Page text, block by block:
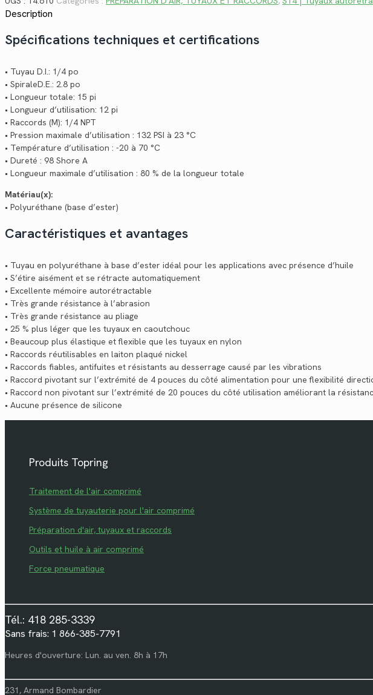
Description
Spécifications techniques et certifications
• Tuyau D.I.: 1/4 po
• SpiraleD.E.: 2.8 po
• Longueur totale: 15 pi
• Longueur d’utilisation: 12 pi
• Raccords (M): 1/4 NPT
• Pression maximale d’utilisation : 132 PSI à 23 °C
• Température d’utilisation : -20 à 70 °C
• Dureté : 98 Shore A
• Longueur maximale d’utilisation : 80 % de la longueur totale
Matériau(x):
• Polyuréthane (base d’ester)
Caractéristiques et avantages
• Tuyau en polyuréthane à base d’ester idéal pour les applications avec présence d’huile
• S’étire aisément et se rétracte automatiquement
• Excellente mémoire autorétractable
• Très grande résistance à l’abrasion
• Très grande résistance au pliage
• 25 % plus léger que les tuyaux en caoutchouc
• Beaucoup plus élastique et flexible que les tuyaux en nylon
• Raccords réutilisables en laiton plaqué nickel
• Raccords fiables, antifuites et résistants au desserrage causé par les vibrations
• Raccord pivotant sur l’extrémité de 4 pouces du côté alimentation pour une flexibilité
• Raccord non pivotant sur l’extrémité de 20 pouces du côté utilisation améliorant la
• Aucune présence de silicone
Produits Topring
Traitement de l'air comprimé
Système de tuyauterie pour l'air comprimé
Préparation d'air, tuyaux et raccords
Outils et huile à air comprimé
Force pneumatique
Tél.: 418 285-3339
Sans frais: 1 866-385-7791
Heures d'ouverture: Lun. au ven. 8h à 17h
231, Armand Bombardier